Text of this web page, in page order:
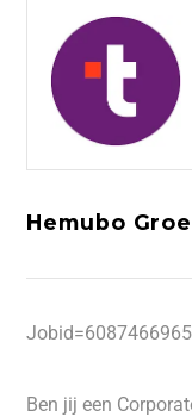
Hemubo
Ben jij een